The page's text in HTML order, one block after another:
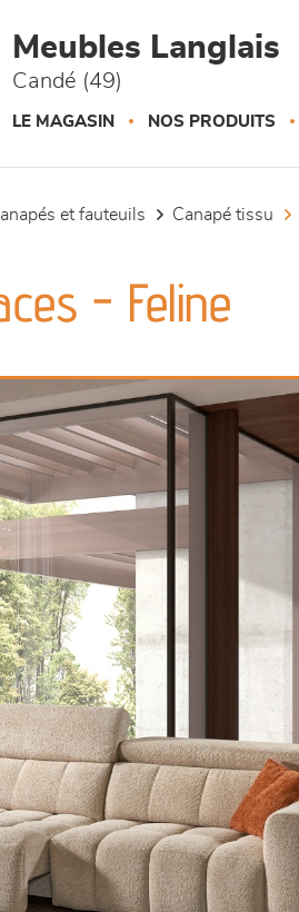
Meubles Langlais
Candé (49)
LE MAGASIN NOS PRODUITS
canapés et fauteuils canapé tissu
- Feline